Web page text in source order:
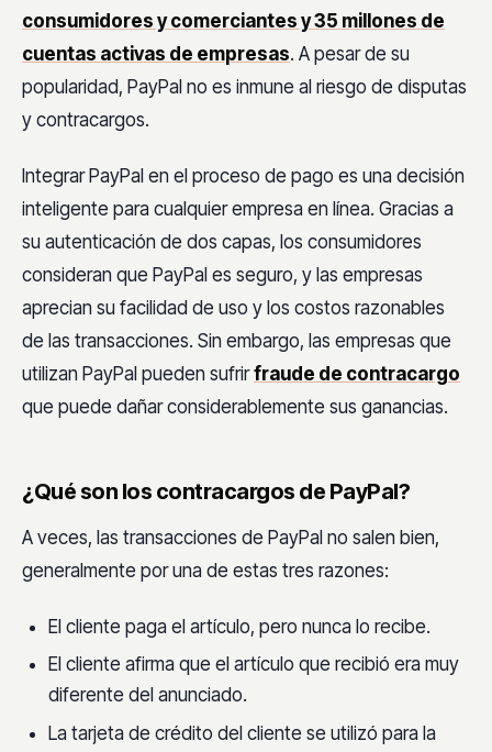
consumidores y comerciantes y 35 millones de
cuentas activas de empresas. A pesar de su
popularidad, PayPal no es inmune al riesgo de disputas
y contracargos.
Integrar PayPal en el proceso de pago es una decisión
inteligente para cualquier empresa en línea. Gracias a
su autenticación de dos capas, los consumidores
consideran que PayPal es seguro, y las empresas
aprecian su facilidad de uso y los costos razonables
de las transacciones. Sin embargo, las empresas que
utilizan PayPal pueden sufrirfraude de contracargo
que puede dañar considerablemente sus ganancias.
¿Qué son los contracargos de PayPal?
A veces, las transacciones de PayPal no salen bien,
generalmente por una de estas tres razones:
El cliente paga el artículo, pero nunca lo recibe.
El cliente afirma que el artículo que recibió era muy
diferente del anunciado.
La tarjeta de crédito del cliente se utilizó para la